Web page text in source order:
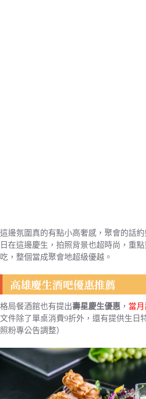
這邊氛圍真的有點小高奢感，聚會的話
日在這邊慶生，拍照背景也超時尚，重
吃，整個當成聚會地超級優越。
高雄慶生酒吧優惠推薦
格局餐酒館也有提出壽星慶生優惠 ， 當月
文件除了單桌消費9折外，還有提供生日
照粉專公告調整）